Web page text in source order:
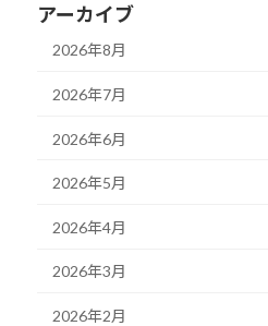
アーカイブ
2026年8月
2026年7月
2026年6月
2026年5月
2026年4月
2026年3月
2026年2月